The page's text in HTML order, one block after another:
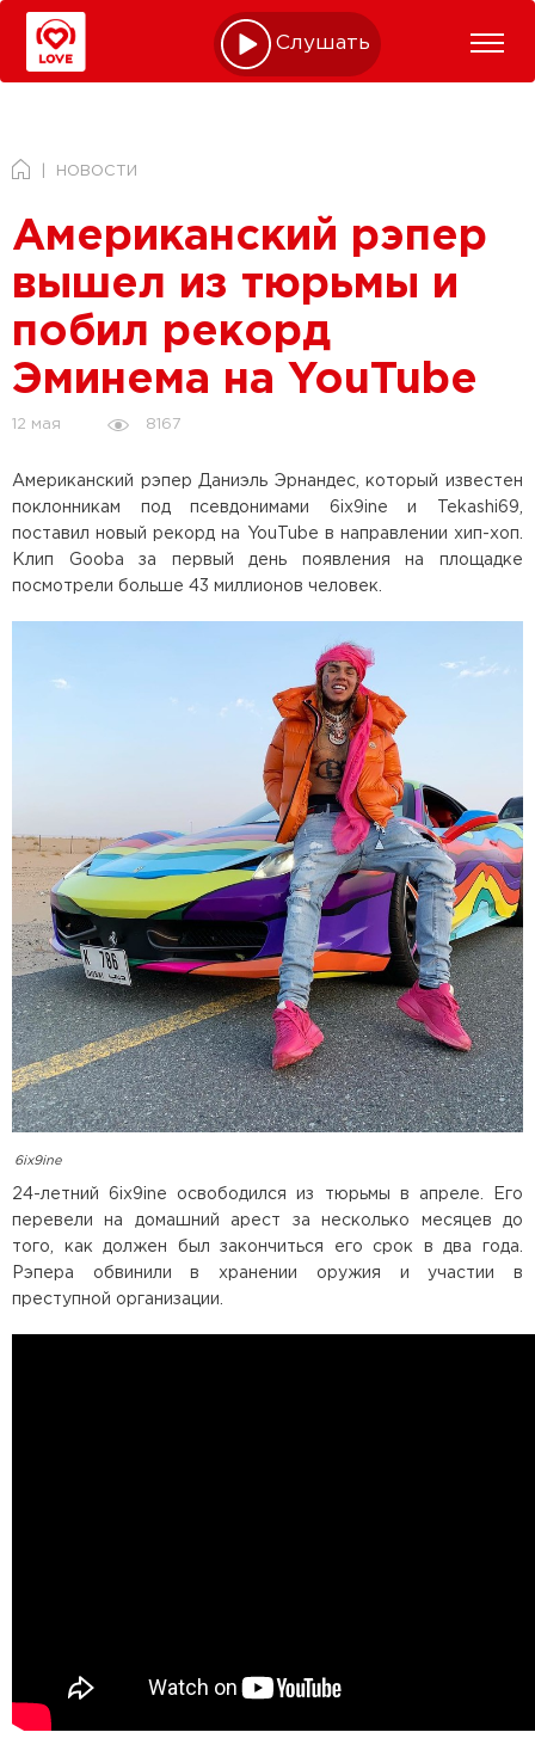
Слушать online
НОВОСТИ
Американский рэпер
вышел из тюрьмы и
побил рекорд
Эминема на YouTube
12 мая 8167
Американский рэпер Даниэль Эрнандес, который известен
поклонникам под псевдонимами 6ix9ine и Tekashi69,
поставил новый рекорд на YouTube в направлении хип-хоп.
Клип Gooba за первый день появления на площадке
посмотрели больше 43 миллионов человек.
6ix9ine
24-летний 6ix9ine освободился из тюрьмы в апреле. Его
перевели на домашний арест за несколько месяцев до
того, как должен был закончиться его срок в два года.
Рэпера обвинили в хранении оружия и участии в
преступной организации.